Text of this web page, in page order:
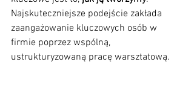
Najskuteczniejsze podejście zakłada
zaangażowanie kluczowych osób w
firmie poprzez wspólną,
ustrukturyzowaną pracę warsztatową.